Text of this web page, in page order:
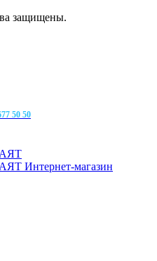
защищены.
50 50
Интернет-магазин